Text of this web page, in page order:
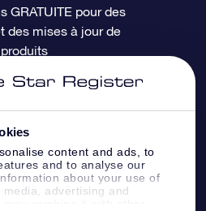
content and ads, to
and to analyse our
about your use of
advertising and
posées
étoiles
GRATUITE pour des
des mises à jour de
produits